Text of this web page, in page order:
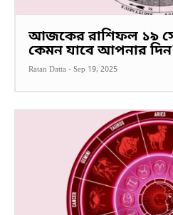
আজকের রাশিফল ১৯
কেমন যাবে আপনার
Ratan Datta - Sep 19, 2025